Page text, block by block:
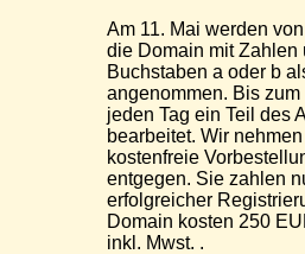
Am 11. Mai werden
die Domain mit Zahlen
Buchstaben a oder b
angenommen. Bis zum
jeden Tag ein Teil des
bearbeitet. Wir
kostenfreie
entgegen. Sie zahlen
erfolgreicher
Domain kosten 250
inkl. Mwst. .